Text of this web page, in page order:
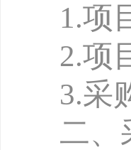
1.项
2.项
3.采
二、